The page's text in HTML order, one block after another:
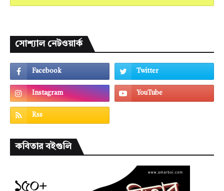
সোশ্যাল নেটওয়ার্ক
কবিতার বইগুলি